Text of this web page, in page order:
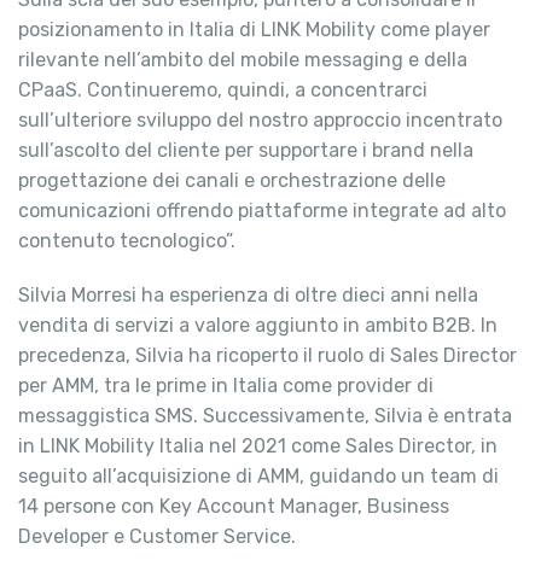
posizionamento in Italia di LINK Mobility come player
rilevante nell’ambito del mobile messaging e della
CPaaS. Continueremo, quindi, a concentrarci
sull’ulteriore sviluppo del nostro approccio incentrato
sull’ascolto del cliente per supportare i brand nella
progettazione dei canali e orchestrazione delle
comunicazioni offrendo piattaforme integrate ad alto
contenuto tecnologico”.
Silvia Morresi ha esperienza di oltre dieci anni nella
vendita di servizi a valore aggiunto in ambito B2B. In
precedenza, Silvia ha ricoperto il ruolo di Sales Director
per AMM, tra le prime in Italia come provider di
messaggistica SMS. Successivamente, Silvia è entrata
in LINK Mobility Italia nel 2021 come Sales Director, in
seguito all’acquisizione di AMM, guidando un team di
14 persone con Key Account Manager, Business
Developer e Customer Service.